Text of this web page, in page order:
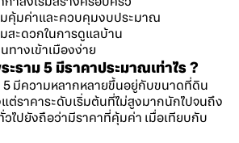
คุ้มค่าและควบคุมงบประมาณ
สะดวกในการดูแลบ้าน
ทางเข้าเมืองง่าย
ะราม 5 มีราคาประมาณเท่าไร ?
5 มีความหลากหลายขึ้นอยู่กับขนาดที่ดิน
แต่ราคาระดับเริ่มต้นที่ไม่สูงมากนักไปจนถึง
ไปยังถือว่ามีราคาที่คุ้มค่า เมื่อเทียบกับ